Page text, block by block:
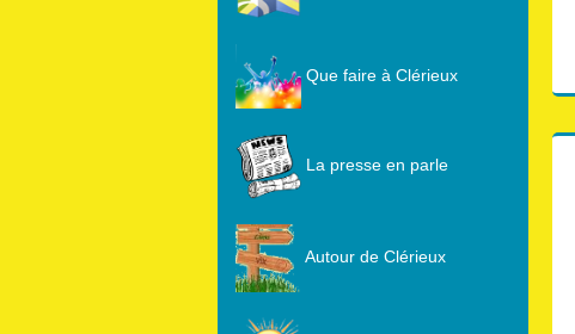
Que faire à Clérieux
La presse en parle
Autour de Clérieux